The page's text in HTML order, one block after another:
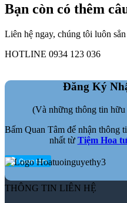
Bạn còn có thêm
Liên hệ ngay, chúng tôi luôn
HOTLINE 0934 123 036
Đăng Ký
(Và những thông tin
Bấm Quan Tâm để nhận thông
nhất từ Tiệm Hoa
THÔNG TIN LIÊN HỆ